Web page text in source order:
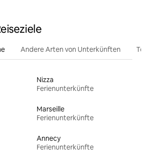
Andere Arten von Unterkünften
Nizza
Ferienunterkünfte
Marseille
Ferienunterkünfte
Annecy
Ferienunterkünfte